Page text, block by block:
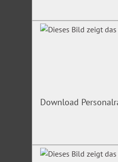
NEU: Hilfreiche
Download